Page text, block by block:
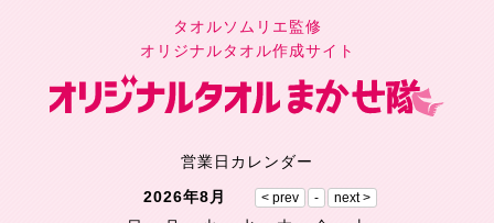
タオルソムリエ監修
オリジナルタオル作成サイト
営業日カレンダー
2026年8月